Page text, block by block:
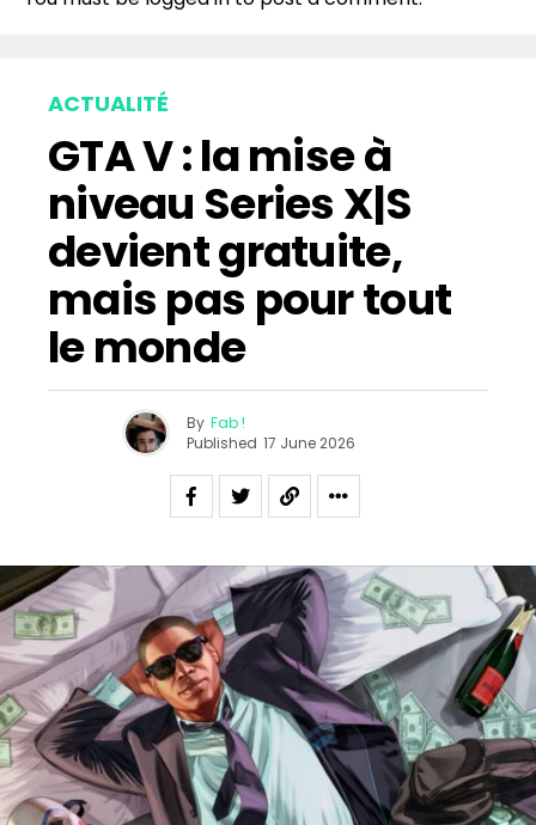
ACTUALITÉ
GTA V : la mise à
niveau Series X|S
devient gratuite,
mais pas pour tout
le monde
By Fab !
Published 17 June 2026